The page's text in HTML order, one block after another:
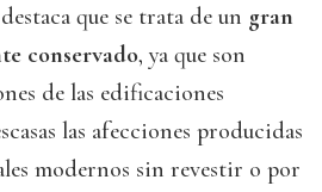
que se trata de un gran
conservado, ya que son
de las edificaciones
las afecciones producidas
modernos sin revestir o por